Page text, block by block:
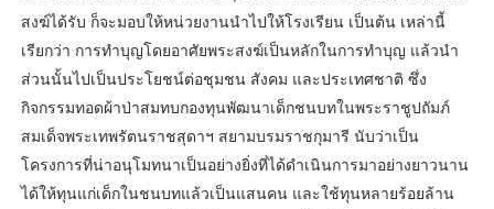
สงฆ์ได้รับ ก็จะมอบให้หน่วยงานนำไปให้โรงเรียน เป็นต้น เหล่านี้
เรียกว่า การทำบุญโดยอาศัยพระสงฆ์เป็นหลักในการทำบุญ แล้วนำ
ส่วนนั้นไปเป็นประโยชน์ต่อชุมชน สังคม และประเทศชาติ ซึ่ง
กิจกรรมทอดผ้าป่าสมทบกองทุนพัฒนาเด็กชนบทในพระราชูปถัมภ์
สมเด็จพระเทพรัตนราชสุดาฯ สยามบรมราชกุมารี นับว่าเป็น
โครงการที่น่าอนุโมทนาเป็นอย่างยิ่งที่ได้ดำเนินการมาอย่างยาวนาน
ได้ให้ทุนแก่เด็กในชนบทแล้วเป็นแสนคน และใช้ทุนหลายร้อยล้าน